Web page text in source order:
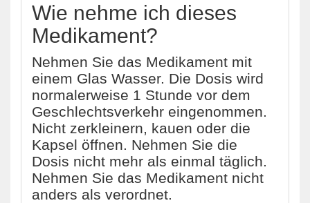
Wie nehme ich dieses
Medikament?
Nehmen Sie das Medikament mit
einem Glas Wasser. Die Dosis wird
normalerweise 1 Stunde vor dem
Geschlechtsverkehr eingenommen.
Nicht zerkleinern, kauen oder die
Kapsel öffnen. Nehmen Sie die
Dosis nicht mehr als einmal täglich.
Nehmen Sie das Medikament nicht
anders als verordnet.